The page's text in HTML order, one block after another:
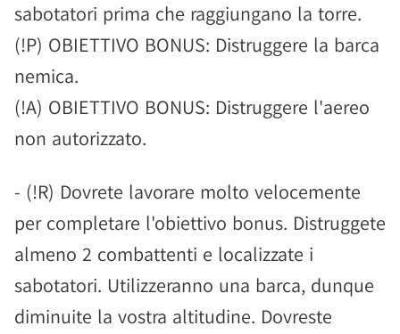
sabotatori prima che raggiungano la torre.
(!P) OBIETTIVO BONUS: Distruggere la barca
nemica.
(!A) OBIETTIVO BONUS: Distruggere l'aereo
non autorizzato.
- (!R) Dovrete lavorare molto velocemente
per completare l'obiettivo bonus. Distruggete
almeno 2 combattenti e localizzate i
sabotatori. Utilizzeranno una barca, dunque
diminuite la vostra altitudine. Dovreste